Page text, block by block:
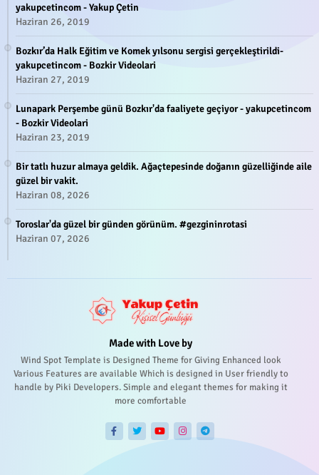
yakupcetincom - Yakup Çetin
Haziran 26, 2019
Bozkır’da Halk Eğitim ve Komek yılsonu sergisi gerçekleştirildi-
yakupcetincom - Bozkir Videolari
Haziran 27, 2019
Lunapark Perşembe günü Bozkır'da faaliyete geçiyor - yakupcetincom
- Bozkir Videolari
Haziran 23, 2019
Bir tatlı huzur almaya geldik. Ağaçtepesinde doğanın güzelliğinde aile
güzel bir vakit.
Haziran 08, 2026
Toroslar'da güzel bir günden görünüm. #gezgininrotasi
Haziran 07, 2026
Made with Love by
Wind Spot Template is Designed Theme for Giving Enhanced look
Various Features are available Which is designed in User friendly to
handle by Piki Developers. Simple and elegant themes for making it
more comfortable